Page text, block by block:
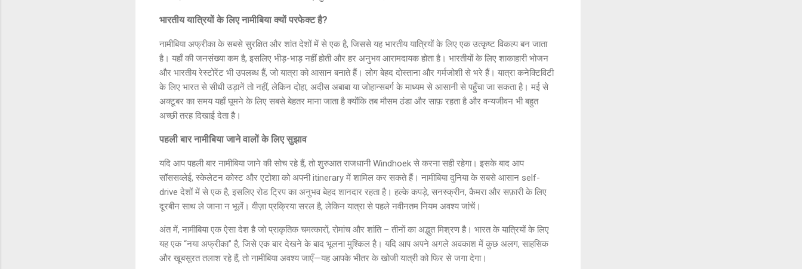
भारतीय यात्रियों के लिए नामीबिया क्यों परफेक्ट है?
नामीबिया अफ्रीका के सबसे सुरक्षित और शांत देशों में से एक है, जिससे यह भारतीय यात्रियों के लिए एक उत्कृष्ट विकल्प बन जाता
है। यहाँ की जनसंख्या कम है, इसलिए भीड़-भाड़ नहीं होती और हर अनुभव आरामदायक होता है। भारतीयों के लिए शाकाहारी भोजन
और भारतीय रेस्टोरेंट भी उपलब्ध हैं, जो यात्रा को आसान बनाते हैं। लोग बेहद दोस्ताना और गर्मजोशी से भरे हैं। यात्रा कनेक्टिविटी
के लिए भारत से सीधी उड़ानें तो नहीं, लेकिन दोहा, अदीस अबाबा या जोहान्सबर्ग के माध्यम से आसानी से पहुँचा जा सकता है। मई से
अक्टूबर का समय यहाँ घूमने के लिए सबसे बेहतर माना जाता है क्योंकि तब मौसम ठंडा और साफ़ रहता है और वन्यजीवन भी बहुत
अच्छी तरह दिखाई देता है।
पहली बार नामीबिया जाने वालों के लिए सुझाव
यदि आप पहली बार नामीबिया जाने की सोच रहे हैं, तो शुरुआत राजधानी Windhoek से करना सही रहेगा। इसके बाद आप
सॉससव्लेई, स्केलेटन कोस्ट और एटोशा को अपनी itinerary में शामिल कर सकते हैं। नामीबिया दुनिया के सबसे आसान self-
drive देशों में से एक है, इसलिए रोड ट्रिप का अनुभव बेहद शानदार रहता है। हल्के कपड़े, सनस्क्रीन, कैमरा और सफ़ारी के लिए
दूरबीन साथ ले जाना न भूलें। वीज़ा प्रक्रिया सरल है, लेकिन यात्रा से पहले नवीनतम नियम अवश्य जांचें।
अंत में, नामीबिया एक ऐसा देश है जो प्राकृतिक चमत्कारों, रोमांच और शांति – तीनों का अद्भुत मिश्रण है। भारत के यात्रियों के लिए
यह एक “नया अफ्रीका” है, जिसे एक बार देखने के बाद भूलना मुश्किल है। यदि आप अपने अगले अवकाश में कुछ अलग, साहसिक
और खूबसूरत तलाश रहे हैं, तो नामीबिया अवश्य जाएँ—यह आपके भीतर के खोजी यात्री को फिर से जगा देगा।